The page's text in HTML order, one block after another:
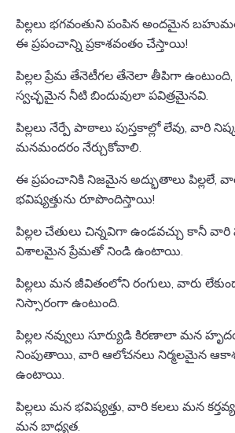
పిల్లలు భగవంతుని పంపిన అందమైన
ఈ ప్రపంచాన్ని ప్రకాశవంతం చేస్తాయి!
పిల్లల ప్రేమ తేనెటీగల తేనెలా తీపిగా
స్వచ్ఛమైన నీటి బిందువులా పవిత్రమైనవి.
పిల్లలు నేర్పే పాఠాలు పుస్తకాల్లో లేవు, వారి
మనమందరం నేర్చుకోవాలి.
ఈ ప్రపంచానికి నిజమైన అద్భుతాలు పిల్లలే,
భవిష్యత్తును రూపొందిస్తాయి!
పిల్లల చేతులు చిన్నవిగా ఉండవచ్చు కానీ
విశాలమైన ప్రేమతో నిండి ఉంటాయి.
పిల్లలు మన జీవితంలోని రంగులు, వారు
నిస్సారంగా ఉంటుంది.
పిల్లల నవ్వులు సూర్యుడి కిరణాలా మన
నింపుతాయి, వారి ఆలోచనలు నిర్మలమైన
ఉంటాయి.
పిల్లలు మన భవిష్యత్తు, వారి కలలు మన
మన బాధ్యత.